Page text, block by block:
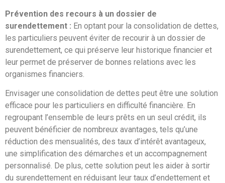
Prévention des recours à un dossier de
surendettement : En optant pour la consolidation de dettes,
les particuliers peuvent éviter de recourir à un dossier de
surendettement, ce qui préserve leur historique financier et
leur permet de préserver de bonnes relations avec les
organismes financiers.
Envisager une consolidation de dettes peut être une solution
efficace pour les particuliers en difficulté financière. En
regroupant l’ensemble de leurs prêts en un seul crédit, ils
peuvent bénéficier de nombreux avantages, tels qu’une
réduction des mensualités, des taux d’intérêt avantageux,
une simplification des démarches et un accompagnement
personnalisé. De plus, cette solution peut les aider à sortir
du surendettement en réduisant leur taux d’endettement et